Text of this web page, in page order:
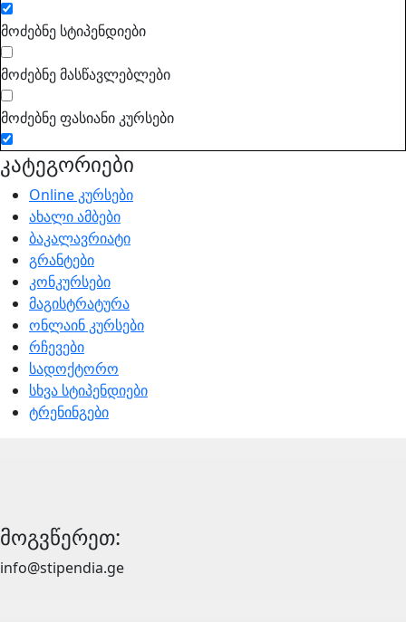
მოძებნე სტიპენდიები
მოძებნე მასწავლებლები
მოძებნე ფასიანი კურსები
კატეგორიები
Online კურსები
ახალი ამბები
ბაკალავრიატი
გრანტები
კონკურსები
მაგისტრატურა
ონლაინ კურსები
რჩევები
სადოქტორო
სხვა სტიპენდიები
ტრენინგები
მოგვწერეთ:
info@stipendia.ge